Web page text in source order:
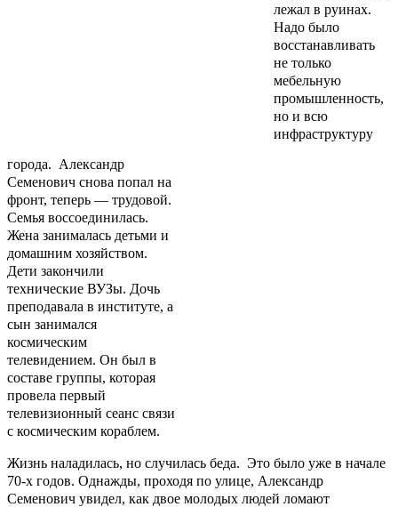
лежал в руинах.
Надо было
восстанавливать
не только
мебельную
промышленность,
но и всю
инфраструктуру
города. Александр
Семенович снова попал на
фронт, теперь — трудовой.
Семья воссоединилась.
Жена занималась детьми и
домашним хозяйством.
Дети закончили
технические ВУЗы. Дочь
преподавала в институте, а
сын занимался
космическим
телевидением. Он был в
составе группы, которая
провела первый
телевизионный сеанс связи
с космическим кораблем.
Жизнь наладилась, но случилась беда. Это было уже в начале
70-х годов. Однажды, проходя по улице, Александр
Семенович увидел, как двое молодых людей ломают